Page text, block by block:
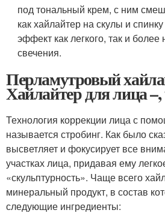
под тональный крем, с ним
как хайлайтер на скулы и
эффект как легкого, так и
свечения.
Перламутровый
Хайлайтер для лица –,
Технология коррекции лица с
называется стробинг. Как было
высветляет и фокусирует все
участках лица, придавая ему
«скульптурность». Чаще всего
минеральный продукт, в состав
следующие ингредиенты: